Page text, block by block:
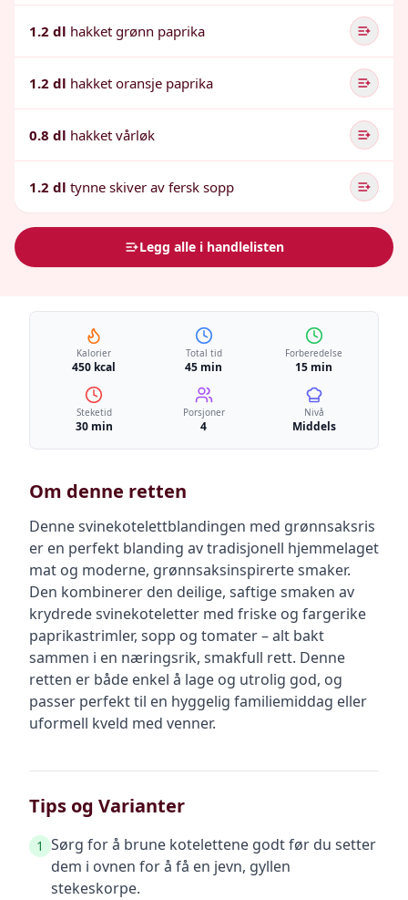
1.2 dl hakket grønn paprika
1.2 dl hakket oransje paprika
0.8 dl hakket vårløk
1.2 dl tynne skiver av fersk sopp
Legg alle i handlelisten
Kalorier
450 kcal
Total tid
45 min
Forberedelse
15 min
Steketid
30 min
Porsjoner
4
Nivå
Middels
Om denne retten
Denne svinekotelettblandingen med grønnsaksris
er en perfekt blanding av tradisjonell hjemmelaget
mat og moderne, grønnsaksinspirerte smaker.
Den kombinerer den deilige, saftige smaken av
krydrede svinekoteletter med friske og fargerike
paprikastrimler, sopp og tomater – alt bakt
sammen i en næringsrik, smakfull rett. Denne
retten er både enkel å lage og utrolig god, og
passer perfekt til en hyggelig familiemiddag eller
uformell kveld med venner.
Tips og Varianter
1 Sørg for å brune kotelettene godt før du setter
dem i ovnen for å få en jevn, gyllen
stekeskorpe.